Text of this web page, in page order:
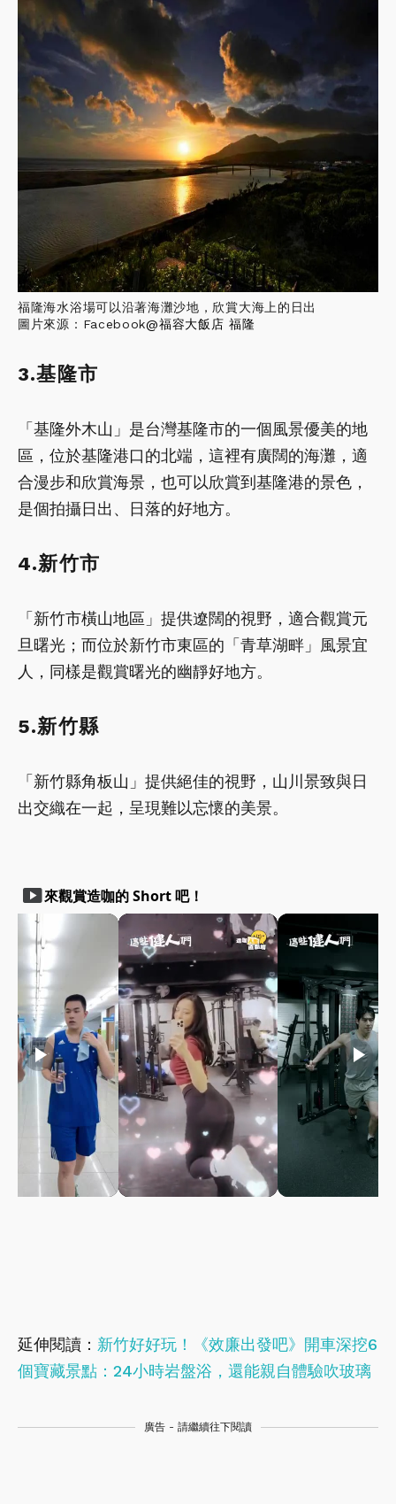
福隆海水浴場可以沿著海灘沙地，欣賞大海上的日出
圖片來源：Facebook@福容大飯店 福隆
3.基隆市
「基隆外木山」是台灣基隆市的一個風景優美的地
區，位於基隆港口的北端，這裡有廣闊的海灘，適
合漫步和欣賞海景，也可以欣賞到基隆港的景色，
是個拍攝日出、日落的好地方。
4.新竹市
「新竹市橫山地區」提供遼闊的視野，適合觀賞元
旦曙光；而位於新竹市東區的「青草湖畔」風景宜
人，同樣是觀賞曙光的幽靜好地方。
5.新竹縣
「新竹縣角板山」提供絕佳的視野，山川景致與日
出交織在一起，呈現難以忘懷的美景。
smart_display來觀賞造咖的 Short 吧！
play_arrow play_arrow play_arrow
延伸閱讀： 新竹好好玩！《效廉出發吧》開車深挖6
個寶藏景點：24小時岩盤浴，還能親自體驗吹玻璃
廣告 - 請繼續往下閱讀